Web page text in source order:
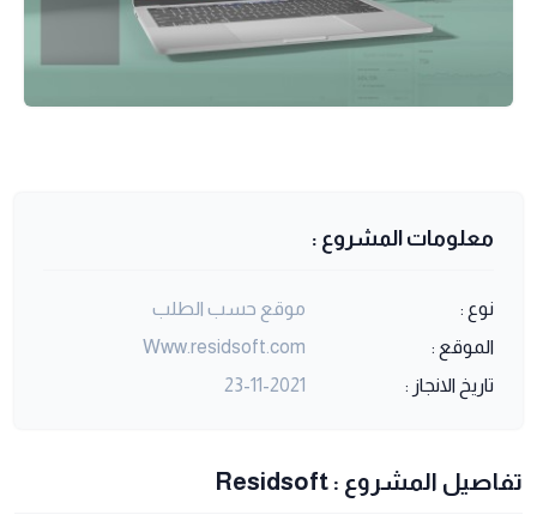
معلومات المشروع :
نوع :
موقع حسب الطلب
الموقع :
Www.residsoft.com
تاريخ الانجاز :
23-11-2021
تفاصيل المشروع : Residsoft